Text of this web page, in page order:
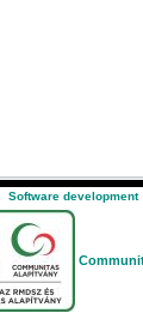
Software development